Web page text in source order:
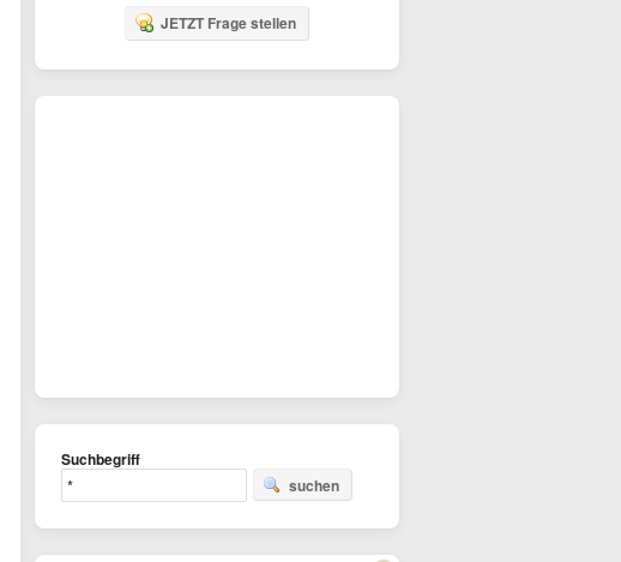
JETZT Frage stellen
Suchbegriff
suchen